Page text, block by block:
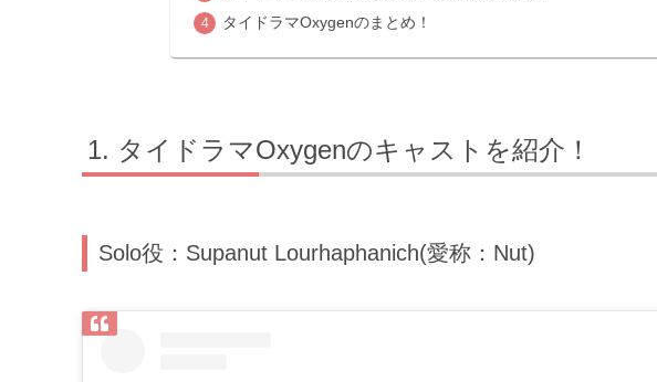
タイドラマOxygenのまとめ！
タイドラマOxygenのキャストを紹介！
Solo役：Supanut Lourhaphanich(愛称：Nut)